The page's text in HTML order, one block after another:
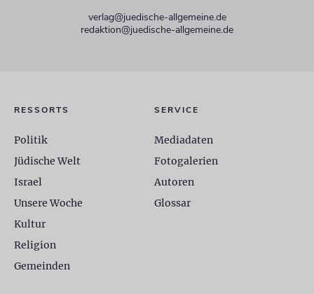
verlag@juedische-allgemeine.de
redaktion@juedische-allgemeine.de
RESSORTS
Politik
Jüdische Welt
Israel
Unsere Woche
Kultur
Religion
Gemeinden
SERVICE
Mediadaten
Fotogalerien
Autoren
Glossar